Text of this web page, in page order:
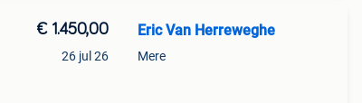
€ 1.450,00
26 jul 26
Eric Van Herreweghe
Mere